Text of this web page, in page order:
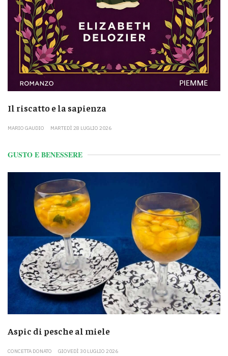
Il riscatto e la sapienza
MARIO GAUDIO MARTEDÌ 28 LUGLIO 2026
GUSTO E BENESSERE
Aspic di pesche al miele
CONCETTA DONATO GIOVEDÌ 30 LUGLIO 2026